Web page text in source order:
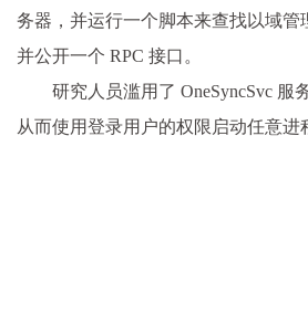
务器，并运行一个脚本来查找以域管
并公开一个 RPC 接口。
研究人员滥用了 OneSyncSvc 服
从而使用登录用户的权限启动任意进